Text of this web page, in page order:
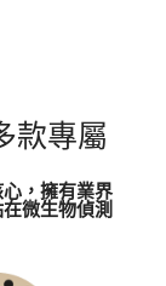
款專屬
，擁有業界
微生物偵測